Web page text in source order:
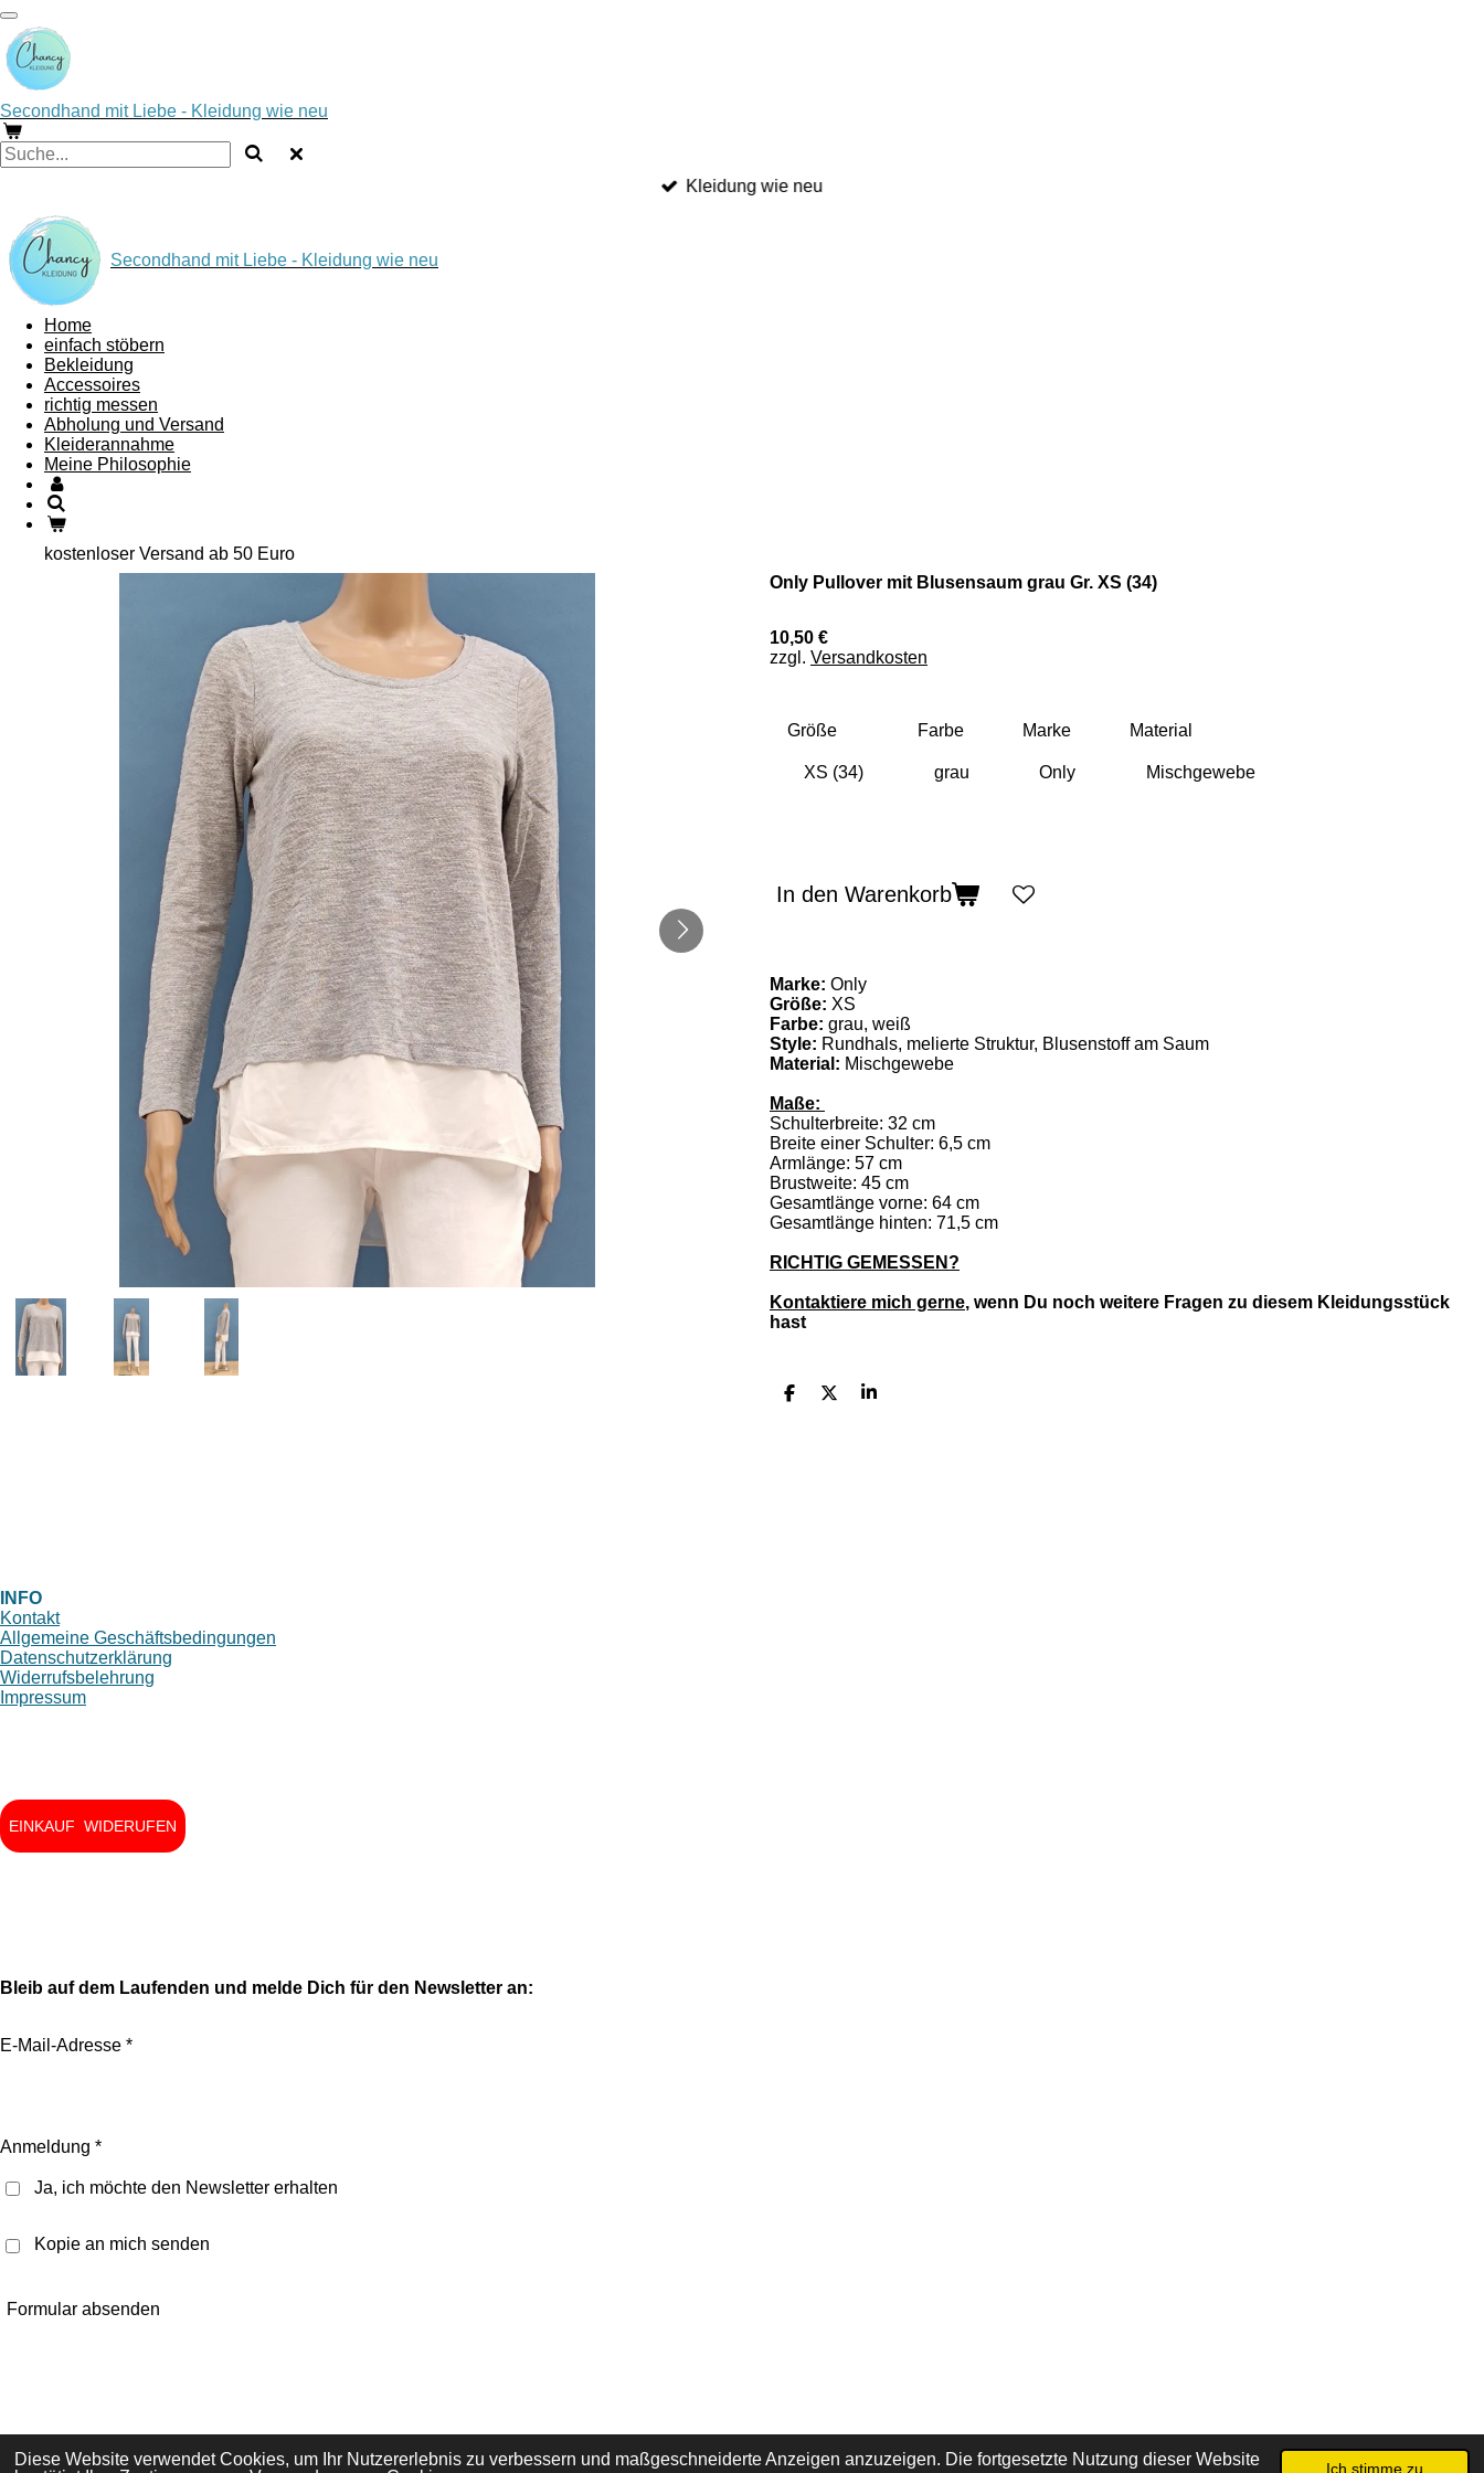
Diese Website verwendet Cookies, um Ihr Nutzererlebnis zu verbessern und maßgeschneiderte Anzeigen anzuzeigen. Die fortgesetzte Nutzung dieser Website
Ich stimme zu
Zum
Hauptinhalt
springen
Secondhand mit Liebe - Kleidung wie neu
Kleidung wie neu
Secondhand mit Liebe - Kleidung wie neu
Home
einfach stöbern
Bekleidung
Accessoires
richtig messen
Abholung und Versand
Kleiderannahme
Meine Philosophie
kostenloser Versand ab 50 Euro
Only Pullover mit Blusensaum grau Gr. XS (34)
10,50 €
zzgl. Versandkosten
Größe Farbe Marke Material
In den Warenkorb
Marke: Only
Größe: XS
Farbe: grau, weiß
Style: Rundhals, melierte Struktur, Blusenstoff am Saum
Material: Mischgewebe
Maße:
Schulterbreite: 32 cm
Breite einer Schulter: 6,5 cm
Armlänge: 57 cm
Brustweite: 45 cm
Gesamtlänge vorne: 64 cm
Gesamtlänge hinten: 71,5 cm
RICHTIG GEMESSEN?
Kontaktiere mich gerne, wenn Du noch weitere Fragen zu diesem Kleidungsstück
hast
T
T
T
INFO
Kontakt
Allgemeine Geschäftsbedingungen
Datenschutzerklärung
Widerrufsbelehrung
Impressum
EINKAUF WIDERUFEN
s
a
m
c
b
Bleib auf dem Laufenden und melde Dich für den Newsletter an:
E-Mail-Adresse *
Anmeldung *
Ja, ich möchte den Newsletter erhalten
Kopie an mich senden
Formular absenden